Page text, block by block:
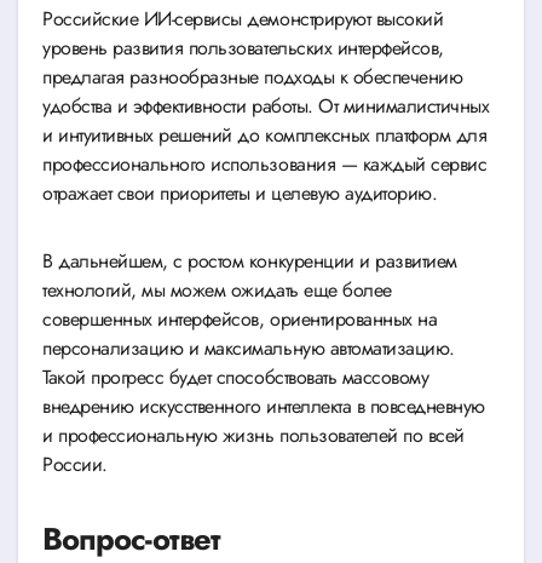
Российские ИИ-сервисы демонстрируют высокий
уровень развития пользовательских интерфейсов,
предлагая разнообразные подходы к обеспечению
удобства и эффективности работы. От минималистичных
и интуитивных решений до комплексных платформ для
профессионального использования — каждый сервис
отражает свои приоритеты и целевую аудиторию.
В дальнейшем, с ростом конкуренции и развитием
технологий, мы можем ожидать еще более
совершенных интерфейсов, ориентированных на
персонализацию и максимальную автоматизацию.
Такой прогресс будет способствовать массовому
внедрению искусственного интеллекта в повседневную
и профессиональную жизнь пользователей по всей
России.
Вопрос-ответ